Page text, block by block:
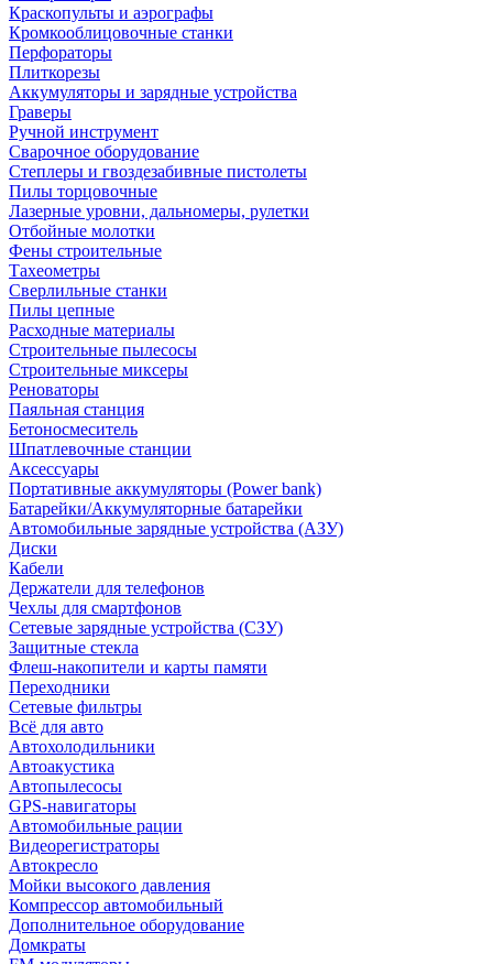
Краскопульты и аэрографы
Кромкооблицовочные станки
Перфораторы
Плиткорезы
Аккумуляторы и зарядные устройства
Граверы
Ручной инструмент
Сварочное оборудование
Степлеры и гвоздезабивные пистолеты
Пилы торцовочные
Лазерные уровни, дальномеры, рулетки
Отбойные молотки
Фены строительные
Тахеометры
Сверлильные станки
Пилы цепные
Расходные материалы
Строительные пылесосы
Строительные миксеры
Реноваторы
Паяльная станция
Бетоносмеситель
Шпатлевочные станции
Аксессуары
Портативные аккумуляторы (Power bank)
Батарейки/Аккумуляторные батарейки
Автомобильные зарядные устройства (АЗУ)
Диски
Кабели
Держатели для телефонов
Чехлы для смартфонов
Сетевые зарядные устройства (СЗУ)
Защитные стекла
Флеш-накопители и карты памяти
Переходники
Сетевые фильтры
Всё для авто
Автохолодильники
Автоакустика
Автопылесосы
GPS-навигаторы
Автомобильные рации
Видеорегистраторы
Автокресло
Мойки высокого давления
Компрессор автомобильный
Дополнительное оборудование
Домкраты